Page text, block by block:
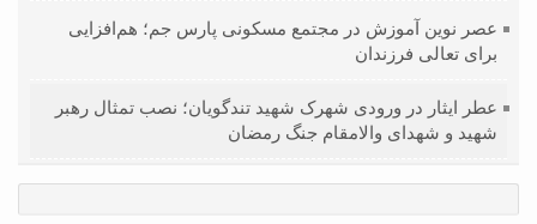
عصر نوین آموزش در مجتمع مسکونی پارس جم؛ هم‌افزایی
برای تعالی فرزندان
عطر ایثار در ورودی شهرک شهید تندگویان؛ نصب تمثال رهبر
شهید و شهدای والامقام جنگ رمضان